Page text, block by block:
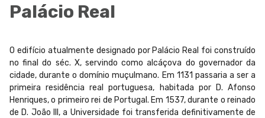
Palácio Real
O edifício atualmente designado por Palácio Real foi construído
no final do séc. X, servindo como alcáçova do governador da
cidade, durante o domínio muçulmano. Em 1131 passaria a ser a
primeira residência real portuguesa, habitada por D. Afonso
Henriques, o primeiro rei de Portugal. Em 1537, durante o reinado
de D. João III, a Universidade foi transferida definitivamente de